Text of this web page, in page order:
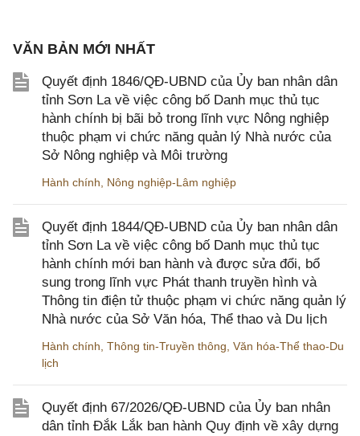
VĂN BẢN MỚI NHẤT
Quyết định 1846/QĐ-UBND của Ủy ban nhân dân
tỉnh Sơn La về việc công bố Danh mục thủ tục
hành chính bị bãi bỏ trong lĩnh vực Nông nghiệp
thuộc phạm vi chức năng quản lý Nhà nước của
Sở Nông nghiệp và Môi trường
Hành chính, Nông nghiệp-Lâm nghiệp
Quyết định 1844/QĐ-UBND của Ủy ban nhân dân
tỉnh Sơn La về việc công bố Danh mục thủ tục
hành chính mới ban hành và được sửa đổi, bổ
sung trong lĩnh vực Phát thanh truyền hình và
Thông tin điện tử thuộc phạm vi chức năng quản lý
Nhà nước của Sở Văn hóa, Thể thao và Du lịch
Hành chính, Thông tin-Truyền thông, Văn hóa-Thể thao-Du
lịch
Quyết định 67/2026/QĐ-UBND của Ủy ban nhân
dân tỉnh Đắk Lắk ban hành Quy định về xây dựng